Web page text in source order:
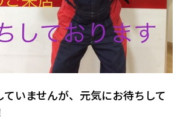
いませんが、元気にお待ちして